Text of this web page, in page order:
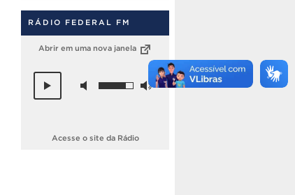
RÁDIO FEDERAL FM
Abrir em uma nova janela
Acesse o site da Rádio